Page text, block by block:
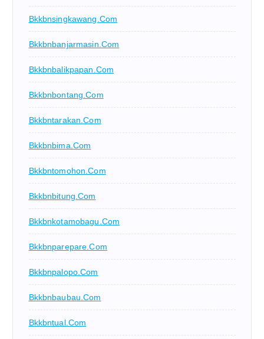
Bkkbnsingkawang.com
Bkkbnbanjarmasin.com
Bkkbnbalikpapan.com
Bkkbnbontang.com
Bkkbntarakan.com
Bkkbnbima.com
Bkkbntomohon.com
Bkkbnbitung.com
Bkkbnkotamobagu.com
Bkkbnparepare.com
Bkkbnpalopo.com
Bkkbnbaubau.com
Bkkbntual.com